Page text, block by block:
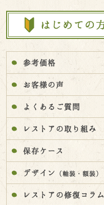
参考価格
お客様の声
よくあるご質問
レストアの取り組み
保存ケース
デザイン （軸装・額装）
レストアの修復コラム